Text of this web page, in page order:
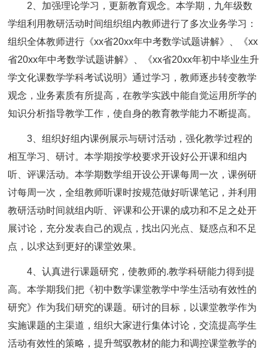
2、加强理论学习，更新教育观念。本学期，九年级数
学组利用教研活动时间组织组内教师进行了多次业务学习：
组织全体教师进行《xx省20xx年中考数学试题讲解》、《xx
省20xx年中考数学试题讲解》、《xx省20xx年初中毕业生升
学文化课数学学科考试说明》通过学习，教师逐步转变教学
观念，业务素质有所提高，在教学实践中能自觉运用所学的
知识分析指导教学工作，使自身的教育教学能力不断提高。
3、组织好组内课例展示与研讨活动，强化教学过程的
相互学习、研讨。本学期按学校要求开设好公开课和组内
听、评课活动。本学期数学组开设公开课每周一次，课例研
讨每周一次，全组教师听课时按规范做好听课笔记，并利用
教研活动时间就组内听、评课和公开课的成功和不足之处开
展讨论，充分发表自己的观点，找出闪光点、疑惑点和不足
点，以求达到更好的课堂效果。
4、认真进行课题研究，使教师的.教学科研能力得到提
高。本学期我们把《初中数学课堂教学中学生活动有效性的
研究》作为我们研究的课题。研讨的目标，以课堂教学作为
实施课题的主渠道，组织大家进行集体讨论，交流提高学生
活动有效性的策略，提升驾驭教材的能力和调控课堂教学的